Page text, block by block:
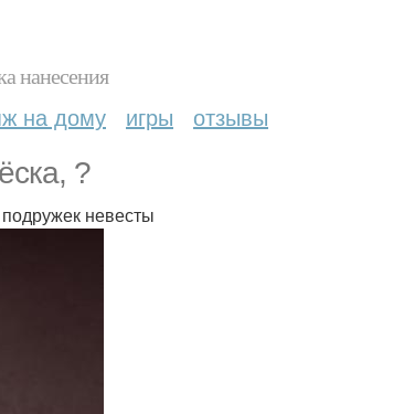
нанесения
на дому игры отзывы
?
невесты